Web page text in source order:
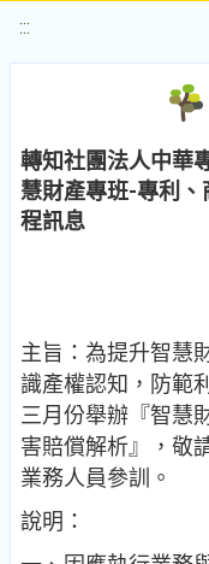
:::
轉知社團法人中華
慧財產專班-專利
程訊息
主旨：為提升智慧
識產權認知，防範
三月份舉辦『智慧
害賠償解析』，敬
業務人員參訓。
說明：